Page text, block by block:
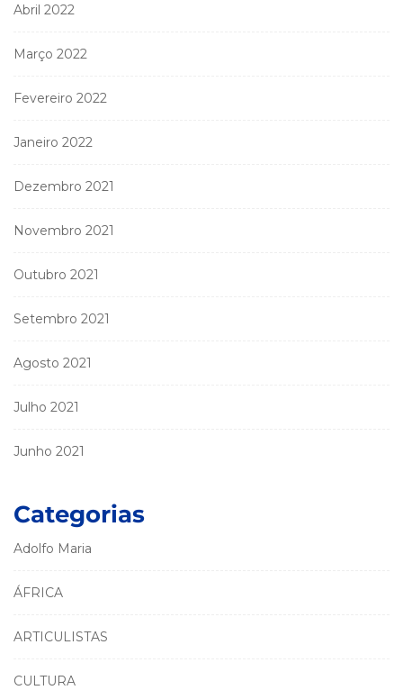
Abril 2022
Março 2022
Fevereiro 2022
Janeiro 2022
Dezembro 2021
Novembro 2021
Outubro 2021
Setembro 2021
Agosto 2021
Julho 2021
Junho 2021
Categorias
Adolfo Maria
ÁFRICA
ARTICULISTAS
CULTURA